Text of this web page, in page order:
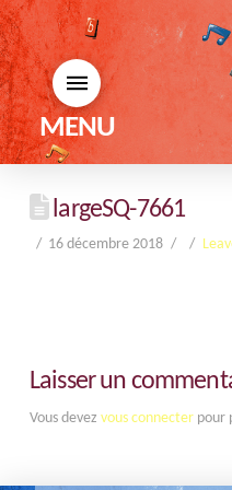
MENU
largeSQ-7661
16 décembre 2018
Laisser un
Vous devez vous connecterpour